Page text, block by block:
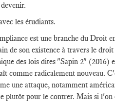
les étudiants.
est une branche du Droit
de son existence à travers le
des lois dites "Sapin 2" (2016)
comme radicalement nouveau.
une attaque, notamment
plutôt pour le contrer. Mais si l'on